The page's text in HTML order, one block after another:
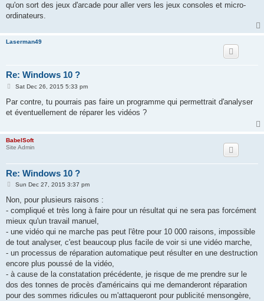
qu'on sort des jeux d'arcade pour aller vers les jeux consoles et micro-
ordinateurs.
Laserman49
Re: Windows 10 ?
P
s
Sat Dec 26, 2015 5:33 pm
Par contre, tu pourrais pas faire un programme qui permettrait d'analyser
et éventuellement de réparer les vidéos ?
BabelSoft
Site Admin
Re: Windows 10 ?
P
s
Sun Dec 27, 2015 3:37 pm
Non, pour plusieurs raisons :
- compliqué et très long à faire pour un résultat qui ne sera pas forcément
mieux qu'un travail manuel,
- une vidéo qui ne marche pas peut l'être pour 10 000 raisons, impossible
de tout analyser, c'est beaucoup plus facile de voir si une vidéo marche,
- un processus de réparation automatique peut résulter en une destruction
encore plus poussé de la vidéo,
- à cause de la constatation précédente, je risque de me prendre sur le
dos des tonnes de procès d'américains qui me demanderont réparation
pour des sommes ridicules ou m'attaqueront pour publicité mensongère,